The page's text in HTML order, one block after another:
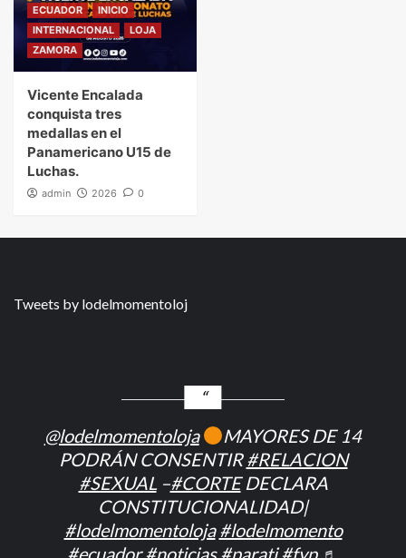
ECUADOR
INICIO
INTERNACIONAL
LOJA
ZAMORA
Vicente Encalada
conquista tres
medallas en el
Panamericano U15 de
Luchas.
admin 2026 0
Tweets by lodelmomentoloj
@lodelmomentoloja
MAYORES DE 14
PODRÁN CONSENTIR#RELACION
#SEXUAL–#CORTEDECLARA
CONSTITUCIONALIDAD|
#lodelmomentoloja #lodelmomento
#ecuador #noticias #parati #fyp ♬